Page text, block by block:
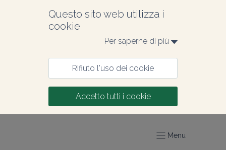
Questo sito web utilizza i
cookie
Per saperne di più
Rifiuto l'uso dei cookie
Accetto tutti i cookie
Menu